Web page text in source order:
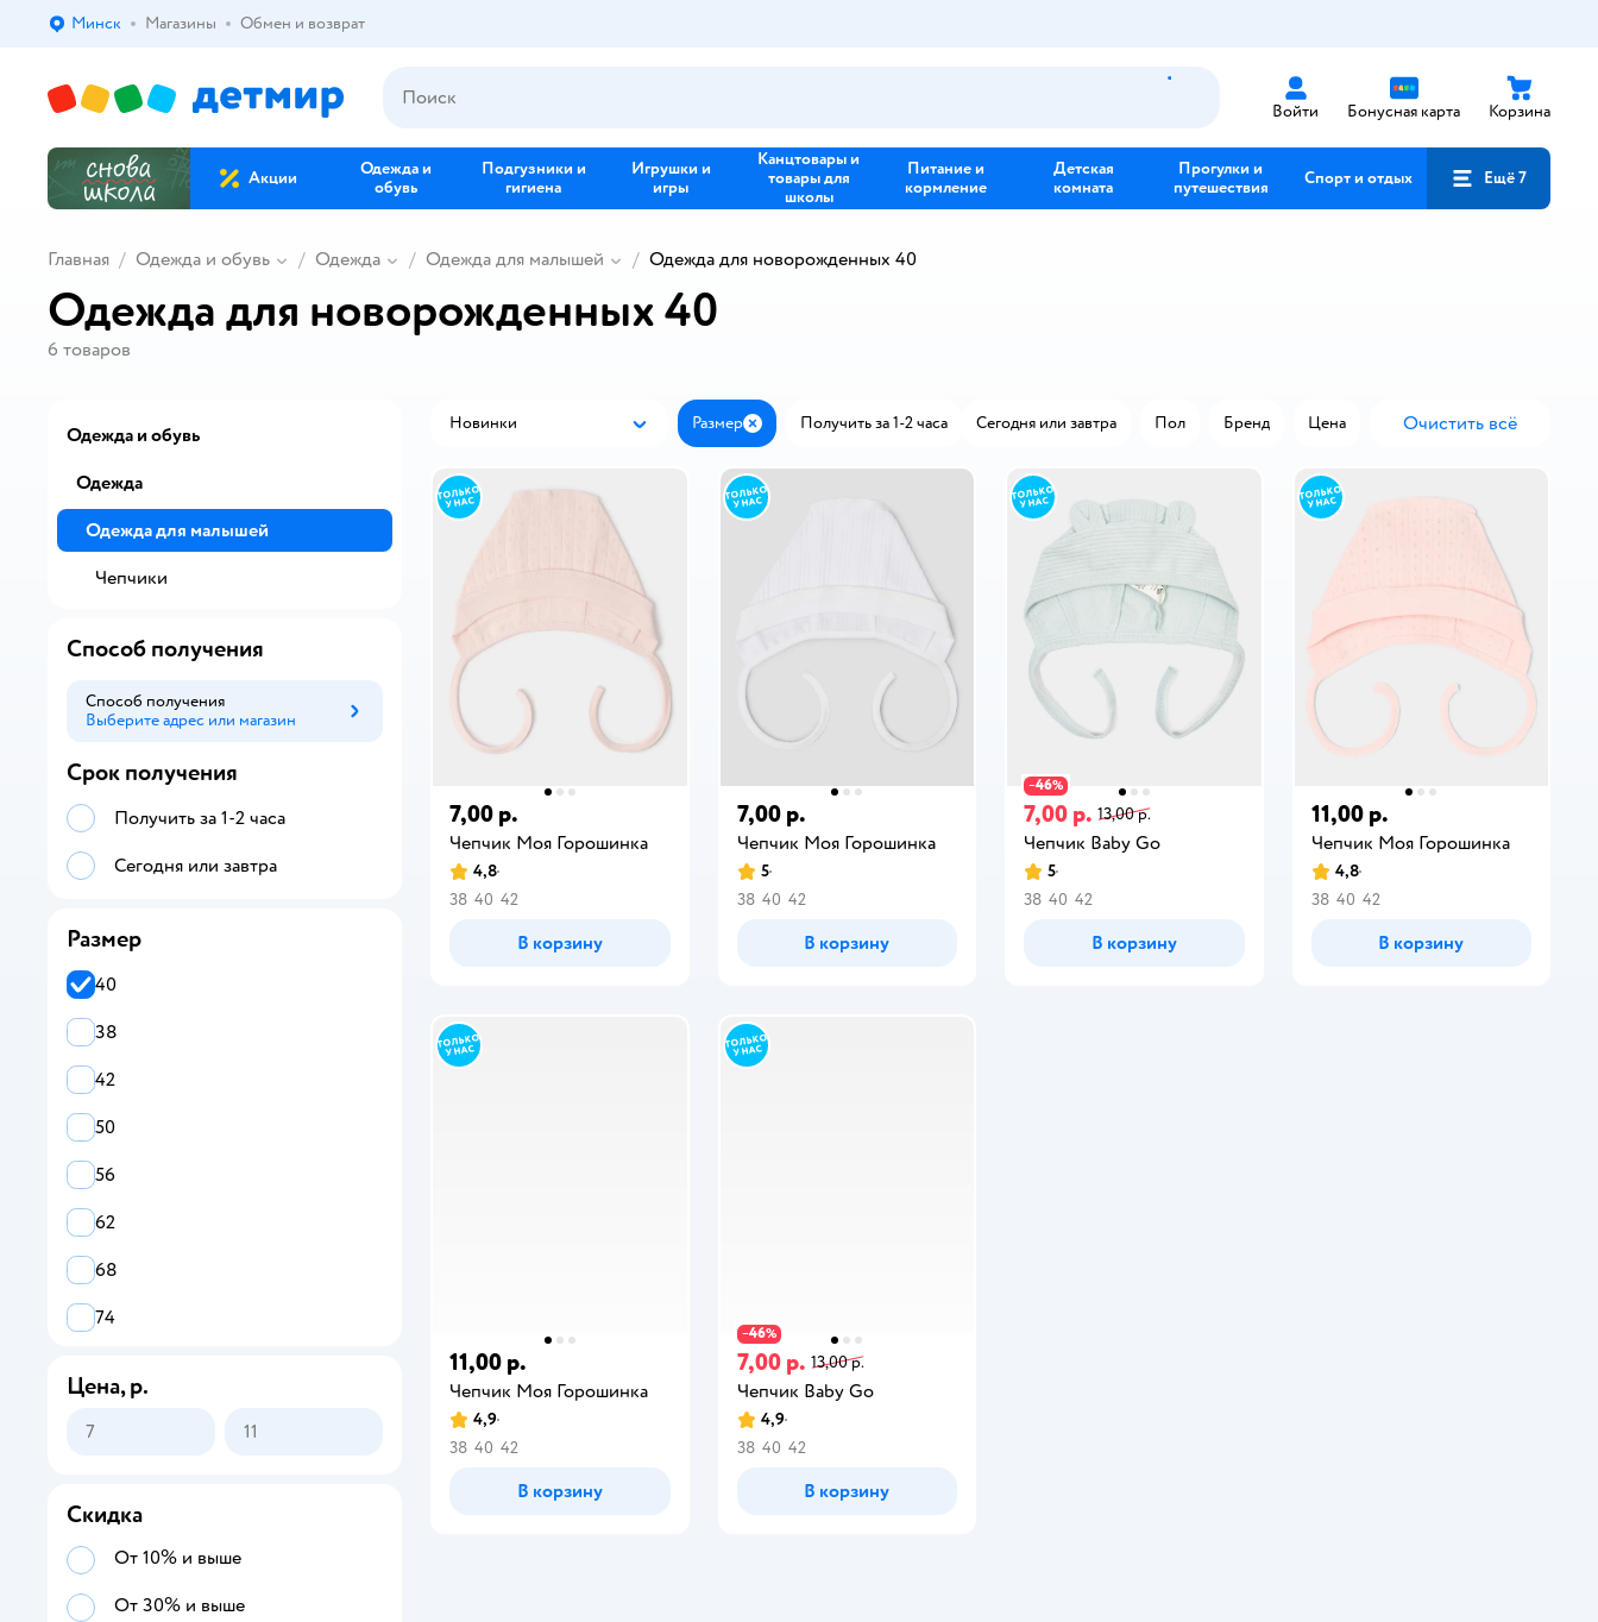
Выбор адреса доставки.
Минск Магазины Обмен и возврат
Войти Бонусная карта Корзина
Акции
Одежда и
обувь
Подгузники и
гигиена
Игрушки и
игры
Канцтовары и
товары для
школы
Питание и
кормление
Детская
комната
Прогулки и
путешествия
Спорт и отдых Ещё 7
Главная Одежда и обувь Одежда Одежда для малышей Одежда для новорожденных 40
Одежда для новорожденных 40
6 товаров
Новинки Размер ЗакрытьПолучить за 1-2 часа Сегодня или завтра Пол Бренд Цена Очистить всё
7,00 р.
Чепчик Моя Горошинка
4,8
38 40 42
В корзину
7,00 р.
Чепчик Моя Горошинка
5
38 40 42
В корзину
−46%
7,00 р. 13,00 р.
Чепчик Baby Gо
5
38 40 42
В корзину
11,00 р.
Чепчик Моя Горошинка
4,8
38 40 42
В корзину
11,00 р.
Чепчик Моя Горошинка
4,9
38 40 42
В корзину
−46%
7,00 р. 13,00 р.
Чепчик Baby Gо
4,9
38 40 42
В корзину
Одежда и обувь
Одежда
Одежда для малышей
Чепчики
Способ получения
Способ получения
Выберите адрес или магазин
Способ получения
Срок получения
Получить за 1-2 часа
Сегодня или завтра
Размер
40
38
42
50
56
62
68
74
98
Цена, р.
Скидка
От 10% и выше
От 30% и выше